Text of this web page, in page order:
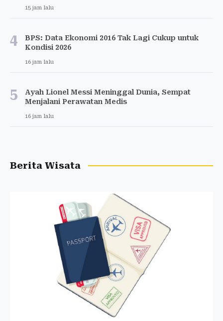
15 jam lalu
4
BPS: Data Ekonomi 2016 Tak Lagi Cukup untuk
Kondisi 2026
16 jam lalu
5
Ayah Lionel Messi Meninggal Dunia, Sempat
Menjalani Perawatan Medis
16 jam lalu
Berita Wisata